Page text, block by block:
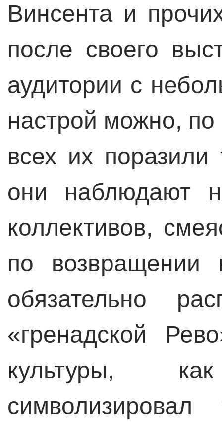
Винсента и
после своего
аудитории с
настрой можно, по
всех их
они наблюдают
коллективов,
по возвращении
обязательно
«гренадской
культуры,